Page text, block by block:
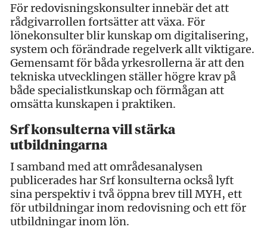
För redovisningskonsulter innebär det att
rådgivarrollen fortsätter att växa. För
lönekonsulter blir kunskap om digitalisering,
system och förändrade regelverk allt viktigare.
Gemensamt för båda yrkesrollerna är att den
tekniska utvecklingen ställer högre krav på
både specialistkunskap och förmågan att
omsätta kunskapen i praktiken.
Srf konsulterna vill stärka
utbildningarna
I samband med att områdesanalysen
publicerades har Srf konsulterna också lyft
sina perspektiv i två öppna brev till MYH, ett
för utbildningar inom redovisning och ett för
utbildningar inom lön.